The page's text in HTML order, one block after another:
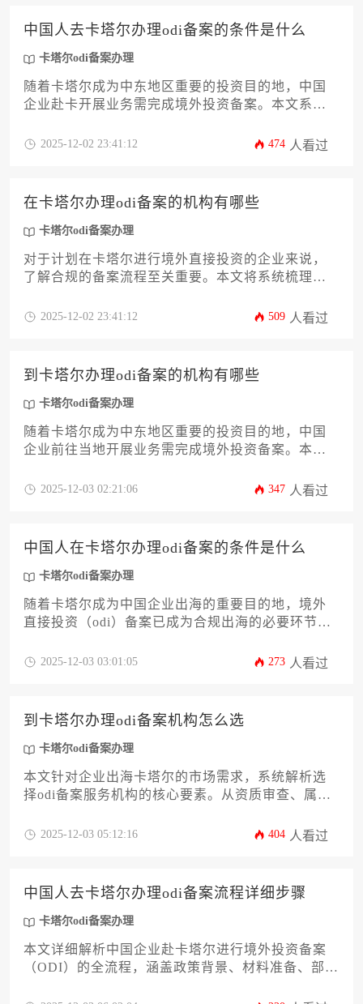
法律基础。
中国人去卡塔尔办理odi备案的条件是什么
卡塔尔odi备案办理
随着卡塔尔成为中东地区重要的投资目的地，中国
企业赴卡开展业务需完成境外投资备案。本文系统
盖主体资格、资金来源、行业限制等12项关键要
过卡塔尔odi备案办理流程，规避常见风险。
2025-12-02 23:41:12 474 人看过
在卡塔尔办理odi备案的机构有哪些
卡塔尔odi备案办理
对于计划在卡塔尔进行境外直接投资的企业来说，
了解合规的备案流程至关重要。本文将系统梳理在
事务所、国际咨询公司、专业商务服务中心以及银
自身业务规模、复杂度和预算，筛选出最适合的服
务伙伴，确保卡塔尔odi备案办理过程高效顺畅，为
海外投资奠定坚实基础。
2025-12-02 23:41:12 509 人看过
到卡塔尔办理odi备案的机构有哪些
卡塔尔odi备案办理
随着卡塔尔成为中东地区重要的投资目的地，中国
企业前往当地开展业务需完成境外投资备案。本文
型，包括国际咨询公司、本土律所、专业代办服务
优化等核心问题，提供实用评估指南，帮助企业高
效完成卡塔尔odi备案办理全流程。
2025-12-03 02:21:06 347 人看过
中国人在卡塔尔办理odi备案的条件是什么
卡塔尔odi备案办理
随着卡塔尔成为中国企业出海的重要目的地，境外
直接投资（odi）备案已成为合规出海的必要环节。
项核心条件，涵盖主体资质、资金证明、项目真实
案办理的合规流程。
2025-12-03 03:01:05 273 人看过
到卡塔尔办理odi备案机构怎么选
卡塔尔odi备案办理
本文针对企业出海卡塔尔的市场需求，系统解析选
择odi备案服务机构的核心要素。从资质审查、属地
帮助企业规避合规风险并提升海外投资效率。文中
2025-12-03 05:12:16 404 人看过
中国人去卡塔尔办理odi备案流程详细步骤
卡塔尔odi备案办理
本文详细解析中国企业赴卡塔尔进行境外投资备案
（ODI）的全流程，涵盖政策背景、材料准备、部门